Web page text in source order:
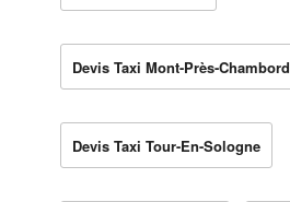
Devis Taxi Mont-Près-Chambord
Devis Taxi Tour-En-Sologne